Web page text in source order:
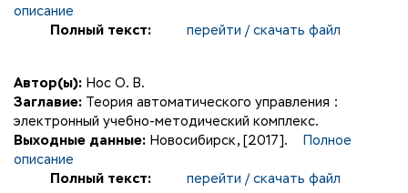
описание
Полный текст:
перейти / скачать файл
Автор(ы): Нос О. В.
Заглавие: Теория автоматического управления :
электронный учебно-методический комплекс.
Выходные данные: Новосибирск, [2017].
Полное
описание
Полный текст:
перейти / скачать файл